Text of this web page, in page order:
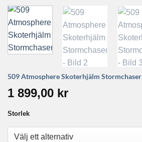
509 Atmosphere Skoterhjälm Stormchaser
1 899,00 kr
Storlek